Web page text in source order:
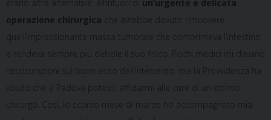
erano altre alternative, all’infuori di un’urgente e delicata
operazione chirurgica che avrebbe dovuto rimuovere
quell’impressionante massa tumorale che comprimeva l’intestino
e rendeva sempre più debole il suo fisico. Pochi medici mi davano
rassicurazioni sul buon esito dell’intervento, ma la Provvidenza ha
voluto che a Padova potessi affidarmi alle cure di un ottimo
chirurgo. Così, lo scorso mese di marzo ho accompagnato mia